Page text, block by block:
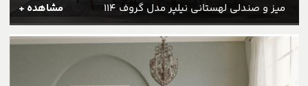
مشاهده + میز و صندلی لهستانی نیلپر مدل گروف 114